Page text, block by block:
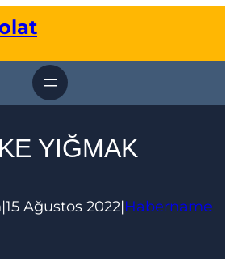
YIĞMAK
|15 Ağustos 2022|Habername